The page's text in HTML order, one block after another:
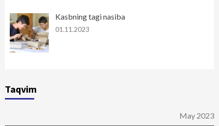
Kasbning tagi nasiba
01.11.2023
Taqvim
May 2023